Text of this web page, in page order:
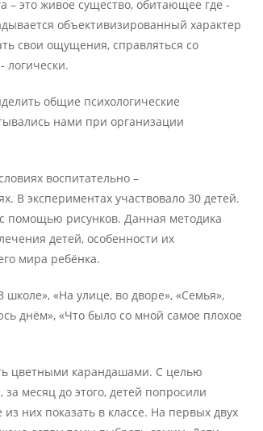
– это живое существо, обитающее где -
объективизированный характер
свои ощущения, справляться со
логически.
общие психологические
нами при организации
воспитательно –
В экспериментах участвовало 30 детей.
помощью рисунков. Данная методика
детей, особенности их
мира ребёнка.
«На улице, во дворе», «Семья»,
днём», «Что было со мной самое плохое
цветными карандашами. С целью
месяц до этого, детей попросили
них показать в классе. На первых двух